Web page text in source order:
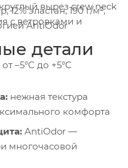
вырез crew neck
с ветровками и
12% эластан, 190 г/м²,
AntiOdor
от –5°C до +5°C
детали
нежная текстура
комфорта
AntiOdor —
многочасовой